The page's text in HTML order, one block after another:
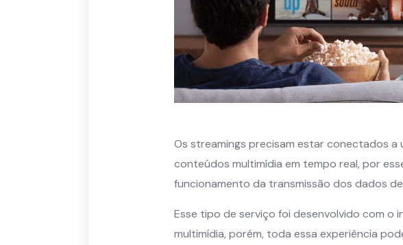
Os streamings precisam estar conectados
conteúdos multimídia em tempo real, por
funcionamento da transmissão dos dados
Esse tipo de serviço foi desenvolvido com o
multimídia, porém, toda essa experiência